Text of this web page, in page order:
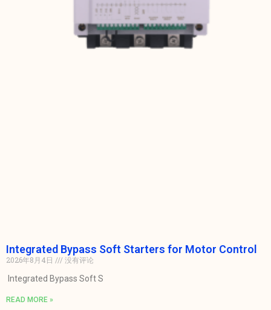
Integrated Bypass Soft Starters for Motor Control
2026年8月4日
没有评论
Integrated Bypass Soft S
READ MORE »